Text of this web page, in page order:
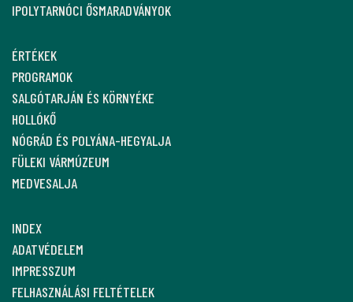
IPOLYTARNÓCI ŐSMARADVÁNYOK
ÉRTÉKEK
PROGRAMOK
SALGÓTARJÁN ÉS KÖRNYÉKE
HOLLÓKŐ
NÓGRÁD ÉS POLYÁNA-HEGYALJA
FÜLEKI VÁRMÚZEUM
MEDVESALJA
INDEX
ADATVÉDELEM
IMPRESSZUM
FELHASZNÁLÁSI FELTÉTELEK